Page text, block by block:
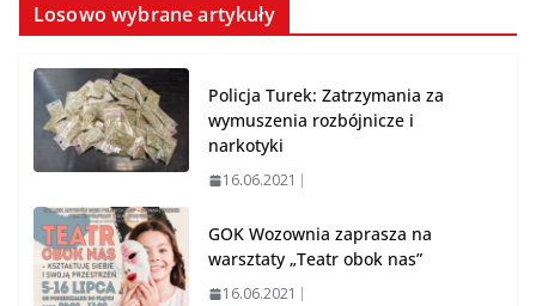
Losowo wybrane artykuły
Policja Turek: Zatrzymania za
wymuszenia rozbójnicze i
narkotyki
16.06.2021
GOK Wozownia zaprasza na
warsztaty „Teatr obok nas”
16.06.2021